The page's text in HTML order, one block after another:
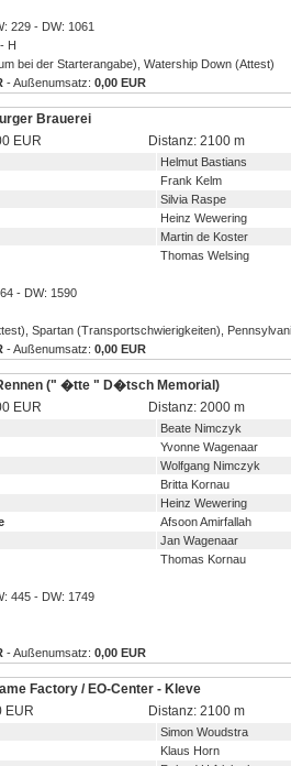
229 - DW: 1061
H
bei der Starterangabe), Watership Down (Attest)
- Außenumsatz: 0,00 EUR
Brauerei
EUR
Distanz: 2100 m
Helmut Bastians
Frank Kelm
Silvia Raspe
Heinz Wewering
Martin de Koster
Thomas Welsing
- DW: 1590
Spartan (Transportschwierigkeiten),
- Außenumsatz: 0,00 EUR
(" �tte " D�tsch Memorial)
EUR
Distanz: 2000 m
Beate Nimczyk
Yvonne Wagenaar
Wolfgang Nimczyk
Britta Kornau
Heinz Wewering
Afsoon Amirfallah
Jan Wagenaar
Thomas Kornau
445 - DW: 1749
- Außenumsatz: 0,00 EUR
Factory / EO-Center - Kleve
EUR
Distanz: 2100 m
Simon Woudstra
Klaus Horn